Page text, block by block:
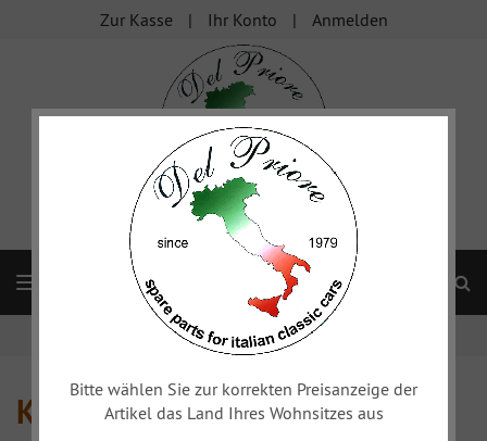
Zur Kasse Ihr Konto Anmelden
Kardanwelle + Hinterachse
Kardanwelle + Hinterachse
Bitte wählen Sie zur korrekten Preisanzeige der
Artikel das Land Ihres Wohnsitzes aus